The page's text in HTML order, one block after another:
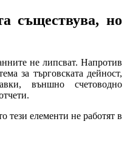
съществува, но
не липсват. Напротив
за търговската дейност,
външно счетоводно
тези елементи не работят в